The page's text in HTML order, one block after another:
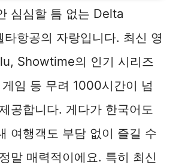
심심할 틈 없는 Delta
항공의 자랑입니다. 최신 영
Showtime의 인기 시리즈
임 등 무려 1000시간이 넘
공합니다. 게다가 한국어도
여행객도 부담 없이 즐길 수
말 매력적이에요. 특히 최신